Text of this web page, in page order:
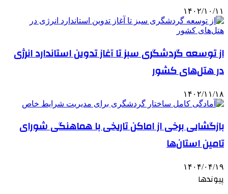
۱۴۰۲/۱۰/۱۱
از توسعه گردشگری سبز تا آغاز تدوین استاندارد انرژی
در هتل‌های کشور
۱۴۰۲/۱۱/۱۸
بازگشایی برخی از اماکن تاریخی با هماهنگی شورای
تامین استان‌ها
۱۴۰۴/۰۴/۱۹
پیوندها